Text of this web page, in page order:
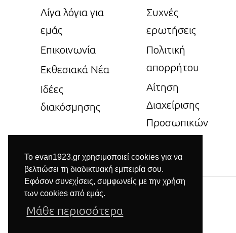
Το evan1923.gr χρησιμοποιεί cookies για να
βελτιώσει τη διαδικτυακή εμπειρία σου.
Εφόσον συνεχίσεις, συμφωνείς με την χρήση
των cookies από εμάς.
Μάθε περισσότερα
Λίγα λόγια για
εμάς
Επικοινωνία
Εκθεσιακά Νέα
Ιδέες
διακόσμησης
Συχνές
ερωτήσεις
Πολιτική
απορρήτου
Αίτηση
Διαχείρισης
Προσωπικών